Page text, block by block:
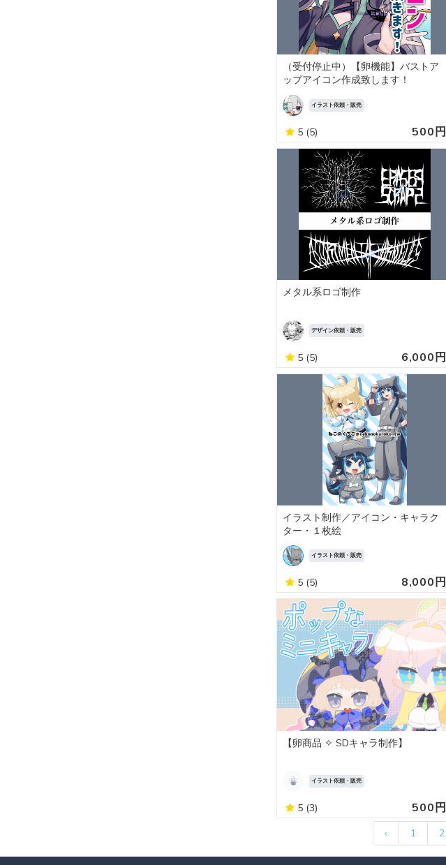
（受付停止中）【卵機能】バストア
ップアイコン作成致します！
イラスト依頼・販売
5 (5) 500円
メタル系ロゴ制作
デザイン依頼・販売
5 (5) 6,000円
イラスト制作／アイコン・キャラク
ター・１枚絵
イラスト依頼・販売
5 (5) 8,000円
【卵商品 ✧ SDキャラ制作】
イラスト依頼・販売
5 (3) 500円
‹ 1 2